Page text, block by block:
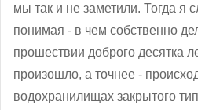
мы так и не заметили. Тогда я
понимая - в чем собственно
прошествии доброго десятка
произошло, а точнее -
водохранилищах закрытого